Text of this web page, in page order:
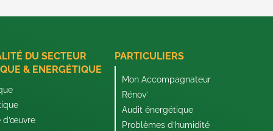
DU SECTEUR
& ENERGÉTIQUE
d’œuvre
PARTICULIERS
Mon Accompagnateur
Rénov’
Audit énergétique
Problèmes d’humidité